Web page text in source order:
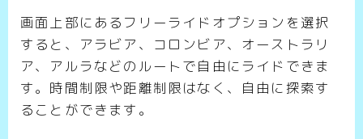
画面上部にあるフリーライドオプションを選択
すると、アラビア、コロンビア、オーストラリ
ア、アルラなどのルートで自由にライドできま
す。時間制限や距離制限はなく、自由に探索す
ることができます。